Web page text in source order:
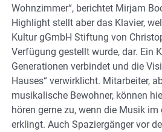
Wohnzimmer“, berichtet Mirjam
Highlight stellt aber das Klavier,
Kultur gGmbH Stiftung von
Verfügung gestellt wurde, dar. Ein
Generationen verbindet und die
Hauses“ verwirklicht. Mitarbeiter,
musikalische Bewohner, können
hören gerne zu, wenn die Musik im
erklingt. Auch Spaziergänger vor